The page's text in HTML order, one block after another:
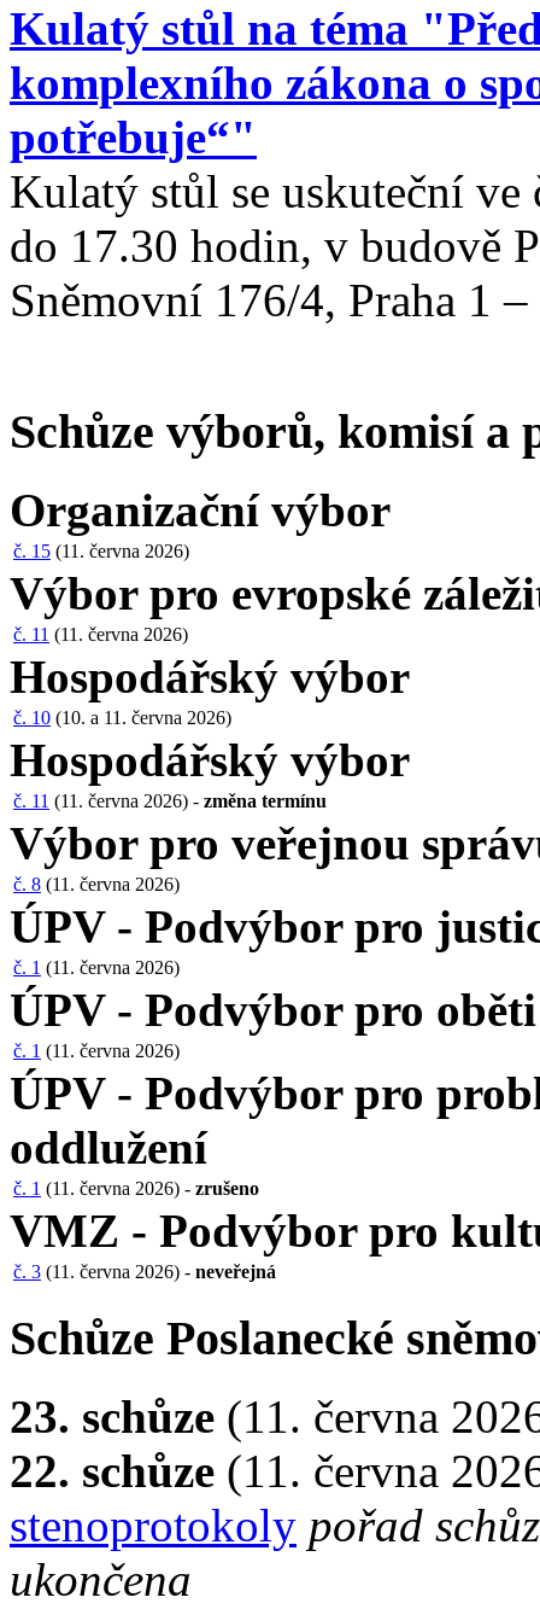
Kulatý stůl na téma
komplexního zákona o
potřebuje“"
Kulatý stůl se uskuteční
do 17.30 hodin, v budově
Sněmovní 176/4, Praha 1
Schůze výborů, komisí a
Organizační výbor
č. 15 (11. června 2026)
Výbor pro evropské
č. 11 (11. června 2026)
Hospodářský výbor
č. 10 (10. a 11. června 2026)
Hospodářský výbor
č. 11 (11. června 2026) - změna termínu
Výbor pro veřejnou
č. 8 (11. června 2026)
ÚPV - Podvýbor pro
č. 1 (11. června 2026)
ÚPV - Podvýbor pro
č. 1 (11. června 2026)
ÚPV - Podvýbor pro
oddlužení
č. 1 (11. června 2026) - zrušeno
VMZ - Podvýbor pro
č. 3 (11. června 2026) - neveřejná
Schůze Poslanecké
23. schůze (11. června
22. schůze (11. června
stenoprotokoly pořad
ukončena